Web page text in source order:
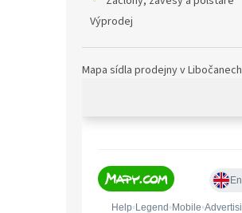
Výprodej
Mapa sídla prodejny v Libočanech